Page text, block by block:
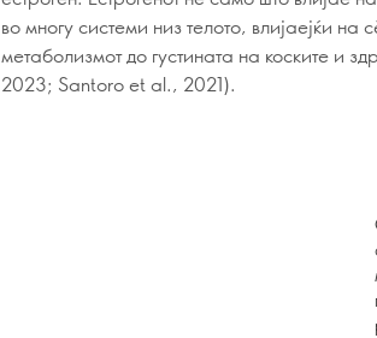
во многу системи низ телото, влијаејќи
метаболизмот до густината на коските и
2023; Santoro et al., 2021).